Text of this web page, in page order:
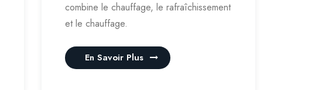
combine le chauffage, le rafraîchissement
et le chauffage.
En Savoir Plus